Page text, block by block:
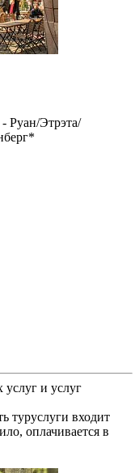
Руан/Этрэта/
и услуг
туруслуги входит
оплачивается в